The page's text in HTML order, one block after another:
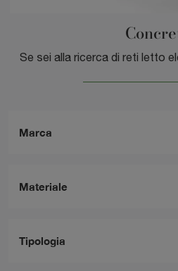
Marca
Materiale
Tipologia